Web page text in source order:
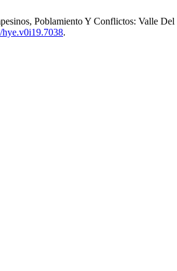
Poblamiento Y Conflictos: Valle
hye.v0i19.7038.